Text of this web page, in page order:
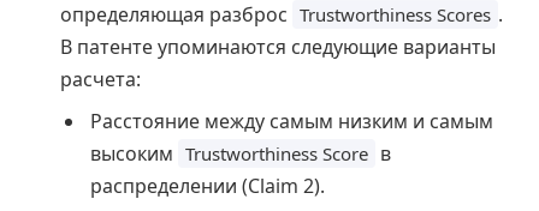
определяющая разброс Trustworthiness Scores .
В патенте упоминаются следующие варианты
расчета:
Расстояние между самым низким и самым
высоким Trustworthiness Score в
распределении (Claim 2).